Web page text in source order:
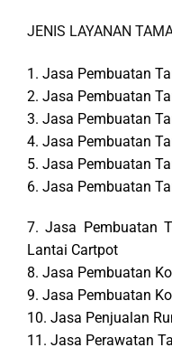
JENIS LAYANAN
1. Jasa Pembuatan
2. Jasa Pembuatan
3. Jasa Pembuatan
4. Jasa Pembuatan
5. Jasa Pembuatan
6. Jasa Pembuatan
7. Jasa Pembuatan
Lantai Cartpot
8. Jasa Pembuatan
9. Jasa Pembuatan
10. Jasa Penjualan
11. Jasa Perawatan